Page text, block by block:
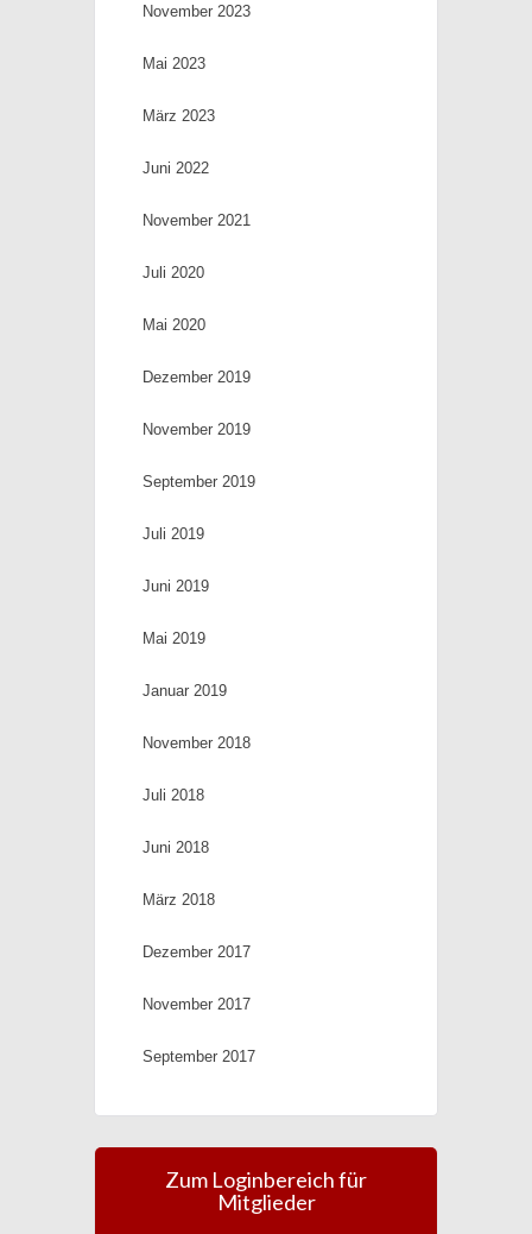
November 2023
Mai 2023
März 2023
Juni 2022
November 2021
Juli 2020
Mai 2020
Dezember 2019
November 2019
September 2019
Juli 2019
Juni 2019
Mai 2019
Januar 2019
November 2018
Juli 2018
Juni 2018
März 2018
Dezember 2017
November 2017
September 2017
Zum Loginbereich für
Mitglieder